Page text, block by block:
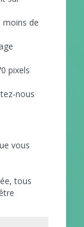
moins de
pixels
nous
vous
tous